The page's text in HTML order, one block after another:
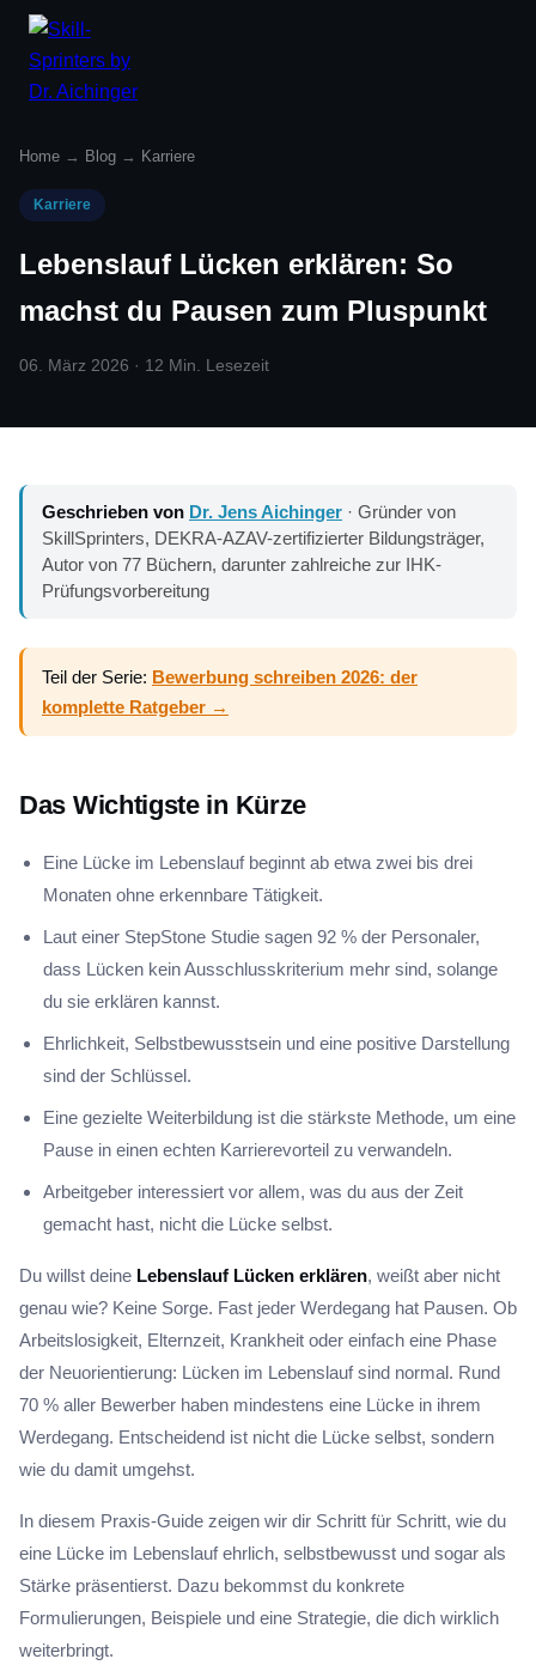
Home → Blog → Karriere
Karriere
Lebenslauf Lücken erklären: So
machst du Pausen zum Pluspunkt
06. März 2026 · 12 Min. Lesezeit
Geschrieben von Dr. Jens Aichinger · Gründer von
SkillSprinters, DEKRA-AZAV-zertifizierter Bildungsträger,
Autor von 77 Büchern, darunter zahlreiche zur IHK-
Prüfungsvorbereitung
Teil der Serie: Bewerbung schreiben 2026: der
komplette Ratgeber →
Das Wichtigste in Kürze
Eine Lücke im Lebenslauf beginnt ab etwa zwei bis drei
Monaten ohne erkennbare Tätigkeit.
Laut einer StepStone Studie sagen 92 % der Personaler,
dass Lücken kein Ausschlusskriterium mehr sind, solange
du sie erklären kannst.
Ehrlichkeit, Selbstbewusstsein und eine positive Darstellung
sind der Schlüssel.
Eine gezielte Weiterbildung ist die stärkste Methode, um eine
Pause in einen echten Karrierevorteil zu verwandeln.
Arbeitgeber interessiert vor allem, was du aus der Zeit
gemacht hast, nicht die Lücke selbst.
Du willst deine Lebenslauf Lücken erklären, weißt aber nicht
genau wie? Keine Sorge. Fast jeder Werdegang hat Pausen. Ob
Arbeitslosigkeit, Elternzeit, Krankheit oder einfach eine Phase
der Neuorientierung: Lücken im Lebenslauf sind normal. Rund
70 % aller Bewerber haben mindestens eine Lücke in ihrem
Werdegang. Entscheidend ist nicht die Lücke selbst, sondern
wie du damit umgehst.
In diesem Praxis-Guide zeigen wir dir Schritt für Schritt, wie du
eine Lücke im Lebenslauf ehrlich, selbstbewusst und sogar als
Stärke präsentierst. Dazu bekommst du konkrete
Formulierungen, Beispiele und eine Strategie, die dich wirklich
weiterbringt.